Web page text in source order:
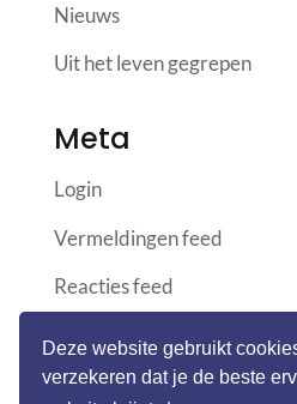
Deze website gebruikt
verzekeren dat je de beste
Nieuws
Uit het leven gegrepen
Meta
Login
Vermeldingen feed
Reacties feed
WordPress.org